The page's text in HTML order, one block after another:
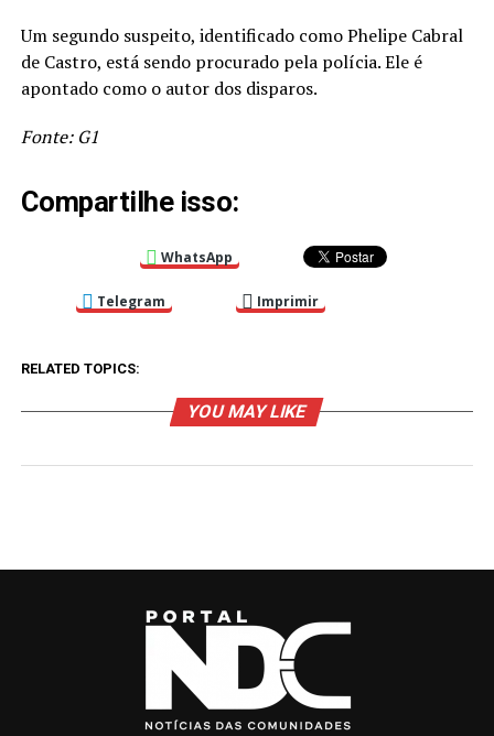
Um segundo suspeito, identificado como Phelipe Cabral
de Castro, está sendo procurado pela polícia. Ele é
apontado como o autor dos disparos.
Fonte: G1
Compartilhe isso:
WhatsApp
Telegram Imprimir
RELATED TOPICS:
YOU MAY LIKE